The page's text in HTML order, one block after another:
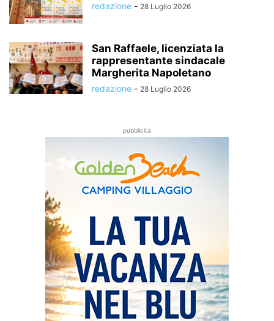
redazione - 28 Luglio 2026
San Raffaele, licenziata la
rappresentante sindacale
Margherita Napoletano
redazione - 28 Luglio 2026
pubblicità